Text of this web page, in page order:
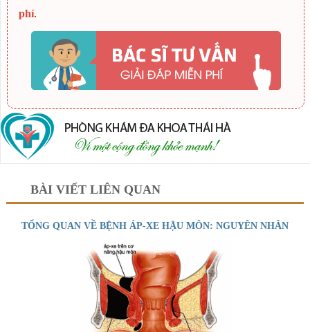
phí.
BÀI VIẾT LIÊN QUAN
TỔNG QUAN VỀ BỆNH ÁP-XE HẬU MÔN: NGUYÊN NHÂN
VÀ TRIỆU CHỨNG